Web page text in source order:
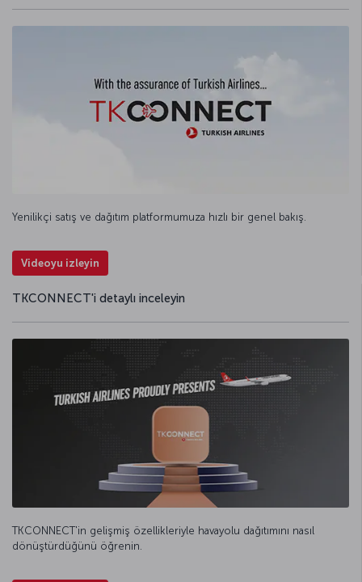
Yenilikçi satış ve dağıtım platformumuza hızlı bir genel bakış.
Videoyu izleyin
TKCONNECT'i detaylı inceleyin
TKCONNECT'in gelişmiş özellikleriyle havayolu dağıtımını nasıl
dönüştürdüğünü öğrenin.